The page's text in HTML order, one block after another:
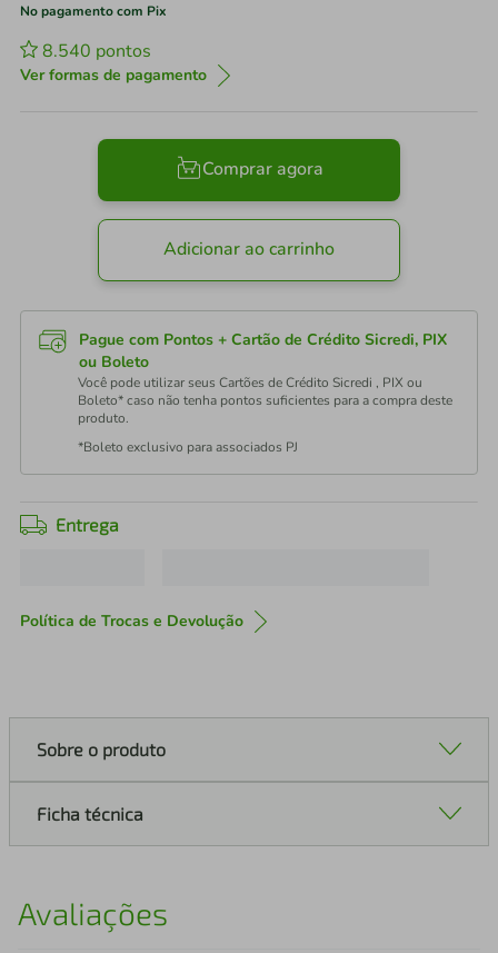
No pagamento com Pix
8.540 pontos
Ver formas de pagamento
Comprar agora
Adicionar ao carrinho
Pague com Pontos + Cartão de Crédito Sicredi, PIX
ou Boleto
Você pode utilizar seus Cartões de Crédito Sicredi , PIX ou
Boleto* caso não tenha pontos suficientes para a compra deste
produto.
*Boleto exclusivo para associados PJ
Entrega
Política de Trocas e Devolução
Sobre o produto
Ficha técnica
Avaliações